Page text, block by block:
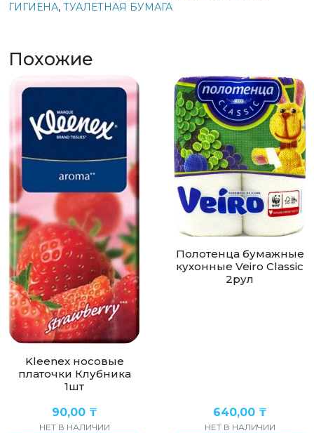
ГИГИЕНА, ТУАЛЕТНАЯ БУМАГА
Похожие
Kleenex носовые
платочки Клубника
1шт
90,00 ₸
НЕТ В НАЛИЧИИ
Полотенца бумажные
кухонные Veiro Classic
2рул
640,00 ₸
НЕТ В НАЛИЧИИ